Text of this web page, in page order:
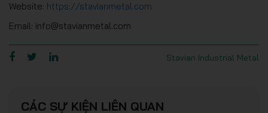
Website: https://stavianmetal.com
Email: info@stavianmetal.com
Stavian Industrial Metal
CÁC SỰ KIỆN LIÊN QUAN